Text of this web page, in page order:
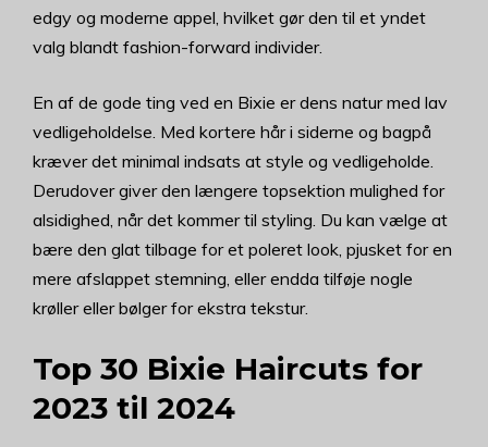
edgy og moderne appel, hvilket gør den til et yndet
valg blandt fashion-forward individer.
En af de gode ting ved en Bixie er dens natur med lav
vedligeholdelse. Med kortere hår i siderne og bagpå
kræver det minimal indsats at style og vedligeholde.
Derudover giver den længere topsektion mulighed for
alsidighed, når det kommer til styling. Du kan vælge at
bære den glat tilbage for et poleret look, pjusket for en
mere afslappet stemning, eller endda tilføje nogle
krøller eller bølger for ekstra tekstur.
Top 30 Bixie Haircuts for
2023 til 2024